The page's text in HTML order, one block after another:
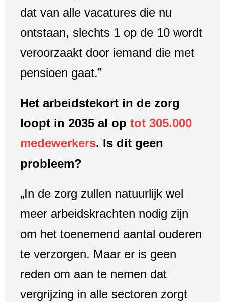
dat van alle vacatures die nu
ontstaan, slechts 1 op de 10 wordt
veroorzaakt door iemand die met
pensioen gaat.”
Het arbeidstekort in de zorg
loopt in 2035 al op tot 305.000
medewerkers. Is dit geen
probleem?
„In de zorg zullen natuurlijk wel
meer arbeidskrachten nodig zijn
om het toenemend aantal ouderen
te verzorgen. Maar er is geen
reden om aan te nemen dat
vergrijzing in alle sectoren zorgt